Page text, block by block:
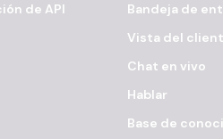
de API
Bandeja de
Vista del
Chat en vivo
Hablar
Base de